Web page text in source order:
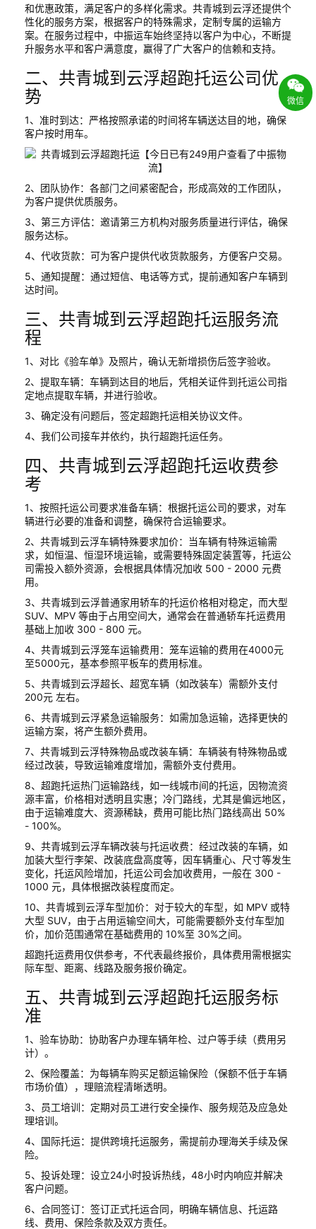
和优惠政策，满足客户的多样化需求。共青城到云浮还提供个
性化的服务方案，根据客户的特殊需求，定制专属的运输方
案。在服务过程中，中振运车始终坚持以客户为中心，不断提
升服务水平和客户满意度，赢得了广大客户的信赖和支持。
二、共青城到云浮超跑托运公司优
势
1、准时到达：严格按照承诺的时间将车辆送达目的地，确保
客户按时用车。
2、团队协作：各部门之间紧密配合，形成高效的工作团队，
为客户提供优质服务。
3、第三方评估：邀请第三方机构对服务质量进行评估，确保
服务达标。
4、代收货款：可为客户提供代收货款服务，方便客户交易。
5、通知提醒：通过短信、电话等方式，提前通知客户车辆到
达时间。
三、共青城到云浮超跑托运服务流
程
1、对比《验车单》及照片，确认无新增损伤后签字验收。
2、提取车辆：车辆到达目的地后，凭相关证件到托运公司指
定地点提取车辆，并进行验收。
3、确定没有问题后，签定超跑托运相关协议文件。
4、我们公司接车并依约，执行超跑托运任务。
四、共青城到云浮超跑托运收费参
考
1、按照托运公司要求准备车辆：根据托运公司的要求，对车
辆进行必要的准备和调整，确保符合运输要求。
2、共青城到云浮车辆特殊要求加价：当车辆有特殊运输需
求，如恒温、恒湿环境运输，或需要特殊固定装置等，托运公
司需投入额外资源，会根据具体情况加收 500 - 2000 元费
用。
3、共青城到云浮普通家用轿车的托运价格相对稳定，而大型
SUV、MPV 等由于占用空间大，通常会在普通轿车托运费用
基础上加收 300 - 800 元。
4、共青城到云浮笼车运输费用：笼车运输的费用在4000元
至5000元，基本参照平板车的费用标准。
5、共青城到云浮超长、超宽车辆（如改装车）需额外支付
200元 左右。
6、共青城到云浮紧急运输服务：如需加急运输，选择更快的
运输方案，将产生额外费用。
7、共青城到云浮特殊物品或改装车辆：车辆装有特殊物品或
经过改装，导致运输难度增加，需额外支付费用。
8、超跑托运热门运输路线，如一线城市间的托运，因物流资
源丰富，价格相对透明且实惠；冷门路线，尤其是偏远地区，
由于运输难度大、资源稀缺，费用可能比热门路线高出 50%
- 100%。
9、共青城到云浮车辆改装与托运收费：经过改装的车辆，如
加装大型行李架、改装底盘高度等，因车辆重心、尺寸等发生
变化，托运风险增加，托运公司会加收费用，一般在 300 -
1000 元，具体根据改装程度而定。
10、共青城到云浮车型加价：对于较大的车型，如 MPV 或特
大型 SUV，由于占用运输空间大，可能需要额外支付车型加
价，加价范围通常在基础费用的 10%至 30%之间。
超跑托运费用仅供参考，不代表最终报价，具体费用需根据实
际车型、距离、线路及服务报价确定。
五、共青城到云浮超跑托运服务标
准
1、验车协助：协助客户办理车辆年检、过户等手续（费用另
计）。
2、保险覆盖：为每辆车购买足额运输保险（保额不低于车辆
市场价值），理赔流程清晰透明。
3、员工培训：定期对员工进行安全操作、服务规范及应急处
理培训。
4、国际托运：提供跨境托运服务，需提前办理海关手续及保
险。
5、投诉处理：设立24小时投诉热线，48小时内响应并解决
客户问题。
6、合同签订：签订正式托运合同，明确车辆信息、托运路
线、费用、保险条款及双方责任。
微信